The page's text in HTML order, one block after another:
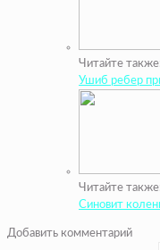
Читайте
Ушиб ребер
Читайте
Синовит
Добавить комментарий